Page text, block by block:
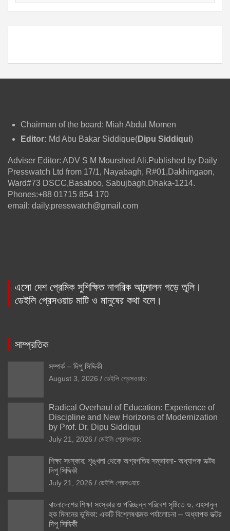
ই
Chairman of the board: Miah Abdul Momen
Editor: Md Abu Bakar Siddique(Dipu Siddiqui)
Adviser Editor: ADV S M Mourshed Ali.Published by Daily
Presswatch Ltd from 17/1, Nayabagh, R#01,Dakhingaon,
Ward#73 DSCC,Basaboo, Sabujbagh,Dhaka-1214.
Phones:+88 01715 854 170
email: daily.presswatch@gmail.com
এসো দেশ প্রেমিক সুশিক্ষিত নাগরিক আন্দোলন গড়ে তুলি।
ডেইলি প্রেসওয়াচ মাটি ও মানুষের কথা বলে।
সাম্প্রতিক
সম্পর্ক – দিপু সিদ্দিকী
August 3, 2026 ডেইলি প্রেসওয়াচ:
Radical Overhaul of Education: Experience of
Discipline and New Horizons of Modernization
by Prof. Dr. Dipu Siddiqui
July 21, 2026 ডেইলি প্রেসওয়াচ:
শিক্ষা সংস্কার: শৃঙ্খলা থেকে অগ্রগতির সম্ভাবনা- অধ্যাপক ডক্টর
দিপু সিদ্দিকী
July 21, 2026 ডেইলি প্রেসওয়াচ:
বাংলাদেশের শিক্ষা সংস্কার ও পরিচ্ছন্ন পরিবেশ সৃষ্টিতে ড. এহসানুল
হক মিলনের ভূমিকা: একটি বিশ্লেষণাত্মক পর্যালোচনা – অধ্যাপক ডক্টর
দিপু সিদ্দিকী